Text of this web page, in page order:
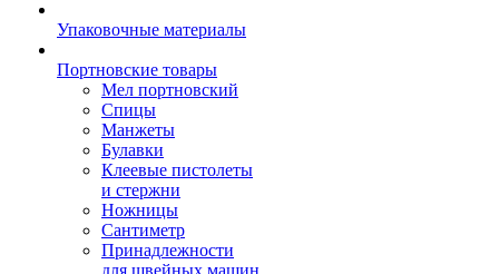
Упаковочные материалы
Портновские товары
Мел портновский
Спицы
Манжеты
Булавки
Клеевые пистолеты
и стержни
Ножницы
Сантиметр
Принадлежности
для швейных машин